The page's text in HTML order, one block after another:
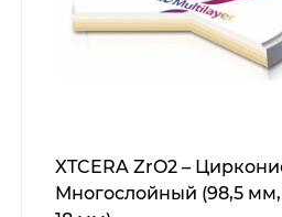
XTCERA ZrO2 –
Многослойный (98,5